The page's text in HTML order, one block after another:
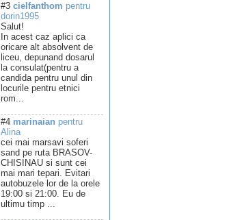
#3 cielfanthom pentru
dorin1995
Salut!
In acest caz aplici ca
oricare alt absolvent de
liceu, depunand dosarul
la consulat(pentru a
candida pentru unul din
locurile pentru etnici
rom...
#4 marinaian pentru
Alina
cei mai marsavi soferi
sand pe ruta BRASOV-
CHISINAU si sunt cei
mai mari tepari. Evitari
autobuzele lor de la orele
19:00 si 21:00. Eu de
ultimu timp ...